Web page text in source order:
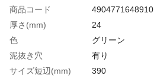
商品コード
4904771648910
厚さ(mm)
24
色
グリーン
泥抜き穴
有り
サイズ短辺(mm)
390